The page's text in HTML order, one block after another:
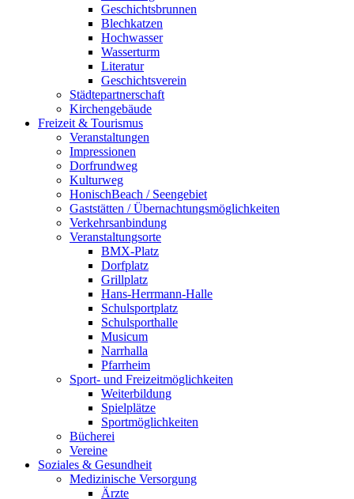
Geschichtsbrunnen
Blechkatzen
Hochwasser
Wasserturm
Literatur
Geschichtsverein
Städtepartnerschaft
Kirchengebäude
Freizeit & Tourismus
Veranstaltungen
Impressionen
Dorfrundweg
Kulturweg
HonischBeach / Seengebiet
Gaststätten / Übernachtungsmöglichkeiten
Verkehrsanbindung
Veranstaltungsorte
BMX-Platz
Dorfplatz
Grillplatz
Hans-Herrmann-Halle
Schulsportplatz
Schulsporthalle
Musicum
Narrhalla
Pfarrheim
Sport- und Freizeitmöglichkeiten
Weiterbildung
Spielplätze
Sportmöglichkeiten
Bücherei
Vereine
Soziales & Gesundheit
Medizinische Versorgung
Ärzte